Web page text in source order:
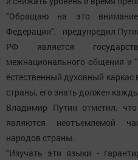
"Обращаю на это внимание
Федерации", - предупредил
РФ является
межнационального общения и
естественный духовный
страны, его знать должен
Владимир Путин отметил,
являются неотъемлемой
народов страны.
"Изучать эти языки -